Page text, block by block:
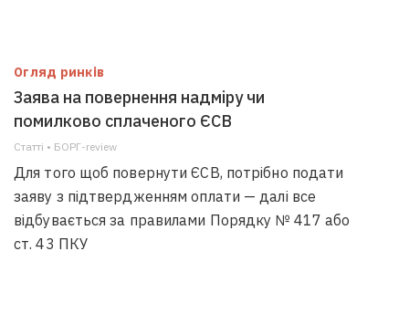
Огляд ринків
Заява на повернення надміру чи
помилково сплаченого ЄСВ
Статті • БОРГ-review
Для того щоб повернути ЄСВ, потрібно подати
заяву з підтвердженням оплати — далі все
відбувається за правилами Порядку № 417 або
ст. 43 ПКУ